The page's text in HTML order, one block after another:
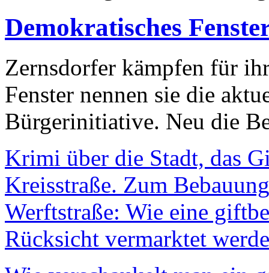
Demokratisches
Zernsdorfer kämpfen für
Fenster nennen sie die
Bürgerinitiative. Neu die
Krimi über die Stadt, das
Kreisstraße. Zum
Werftstraße: Wie eine
Rücksicht vermarktet